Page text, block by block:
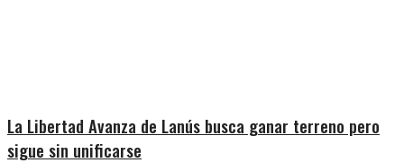
La Libertad Avanza de Lanús busca ganar terreno pero
sigue sin unificarse